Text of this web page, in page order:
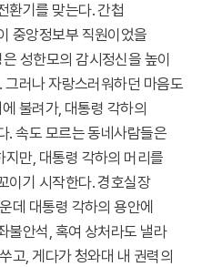
환기를 맞는다. 간첩
중앙정보부 직원이었을
성한모의 감시정신을 높이
그러나 자랑스러워하던 마음도
불려가, 대통령 각하의
. 속도 모르는 동네사람들은
만, 대통령 각하의 머리를
이기 시작한다. 경호실장
데 대통령 각하의 용안에
불안석, 혹여 상처라도 낼라
고, 게다가 청와대 내 권력의